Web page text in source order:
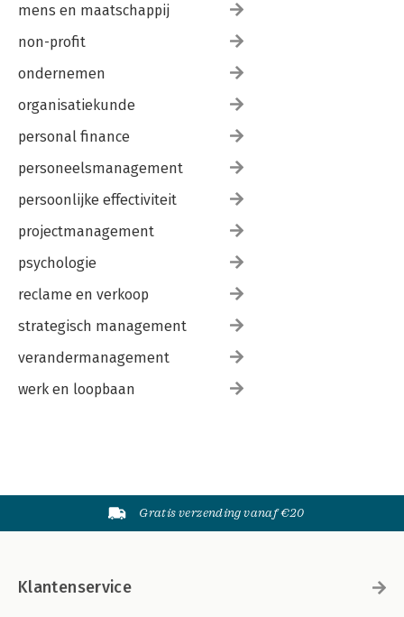
mens en maatschappij
non-profit
ondernemen
organisatiekunde
personal finance
personeelsmanagement
persoonlijke effectiviteit
projectmanagement
psychologie
reclame en verkoop
strategisch management
verandermanagement
werk en loopbaan
Gratis verzending vanaf €20
Klantenservice